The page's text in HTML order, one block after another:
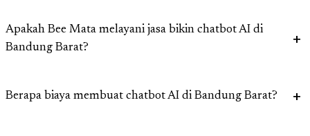
Apakah Bee Mata melayani jasa bikin chatbot AI di
Bandung Barat?
Berapa biaya membuat chatbot AI di Bandung Barat?